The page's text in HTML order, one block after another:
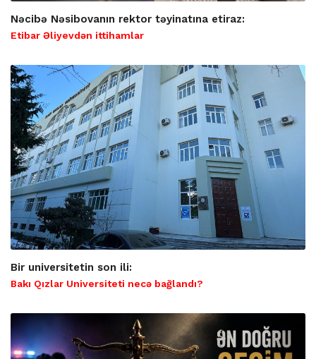
Nəcibə Nəsibovanın rektor təyinatına etiraz:
Etibar Əliyevdən ittihamlar
Bir universitetin son ili:
Bakı Qızlar Universiteti necə bağlandı?